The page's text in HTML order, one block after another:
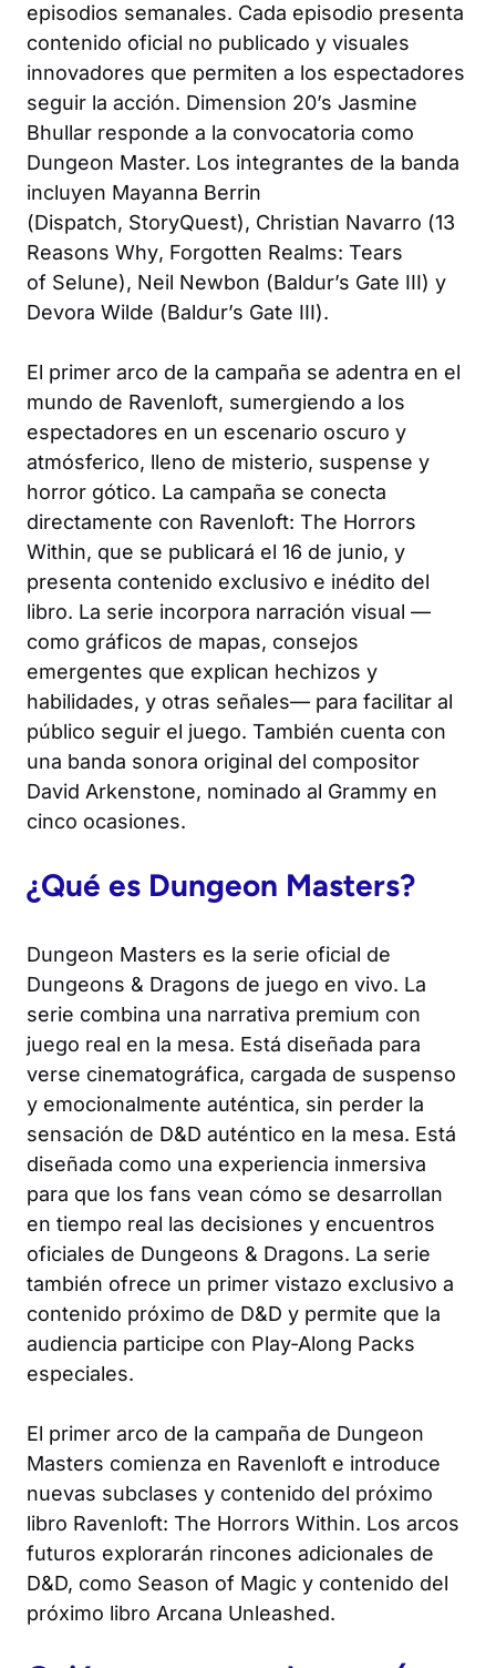
episodios semanales. Cada episodio presenta
contenido oficial no publicado y visuales
innovadores que permiten a los espectadores
seguir la acción. Dimension 20’s Jasmine
Bhullar responde a la convocatoria como
Dungeon Master. Los integrantes de la banda
incluyen Mayanna Berrin
(Dispatch, StoryQuest), Christian Navarro (13
Reasons Why, Forgotten Realms: Tears
of Selune), Neil Newbon (Baldur’s Gate III) y
Devora Wilde (Baldur’s Gate III).
El primer arco de la campaña se adentra en el
mundo de Ravenloft, sumergiendo a los
espectadores en un escenario oscuro y
atmósferico, lleno de misterio, suspense y
horror gótico. La campaña se conecta
directamente con Ravenloft: The Horrors
Within, que se publicará el 16 de junio, y
presenta contenido exclusivo e inédito del
libro. La serie incorpora narración visual —
como gráficos de mapas, consejos
emergentes que explican hechizos y
habilidades, y otras señales— para facilitar al
público seguir el juego. También cuenta con
una banda sonora original del compositor
David Arkenstone, nominado al Grammy en
cinco ocasiones.
¿Qué es Dungeon Masters?
Dungeon Masters es la serie oficial de
Dungeons & Dragons de juego en vivo. La
serie combina una narrativa premium con
juego real en la mesa. Está diseñada para
verse cinematográfica, cargada de suspenso
y emocionalmente auténtica, sin perder la
sensación de D&D auténtico en la mesa. Está
diseñada como una experiencia inmersiva
para que los fans vean cómo se desarrollan
en tiempo real las decisiones y encuentros
oficiales de Dungeons & Dragons. La serie
también ofrece un primer vistazo exclusivo a
contenido próximo de D&D y permite que la
audiencia participe con Play-Along Packs
especiales.
El primer arco de la campaña de Dungeon
Masters comienza en Ravenloft e introduce
nuevas subclases y contenido del próximo
libro Ravenloft: The Horrors Within. Los arcos
futuros explorarán rincones adicionales de
D&D, como Season of Magic y contenido del
próximo libro Arcana Unleashed.